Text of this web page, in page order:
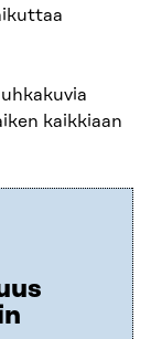
kaikkiaan